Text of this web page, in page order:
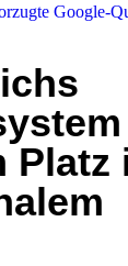
Google-
Platz